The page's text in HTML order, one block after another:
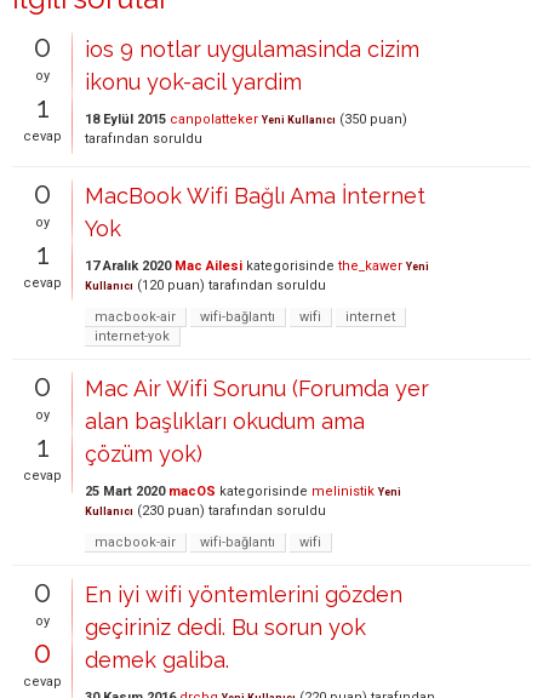
0
oy
1
cevap
ios 9 notlar uygulamasinda cizim
ikonu yok-acil yardim
18 Eylül 2015 canpolatteker Yeni Kullanıcı (350 puan)
tarafından soruldu
0
oy
1
cevap
MacBook Wifi Bağlı Ama İnternet
Yok
17 Aralık 2020 Mac Ailesi kategorisinde the_kawer Yeni
Kullanıcı (120 puan) tarafından soruldu
macbook-air
wifi-bağlantı wifi
internet
internet-yok
0
oy
1
cevap
Mac Air Wifi Sorunu (Forumda yer
alan başlıkları okudum ama
çözüm yok)
25 Mart 2020 macOS kategorisinde melinistik Yeni
Kullanıcı (230 puan) tarafından soruldu
macbook-air
wifi-bağlantı wifi
0
oy
0
cevap
En iyi wifi yöntemlerini gözden
geçiriniz dedi. Bu sorun yok
demek galiba.